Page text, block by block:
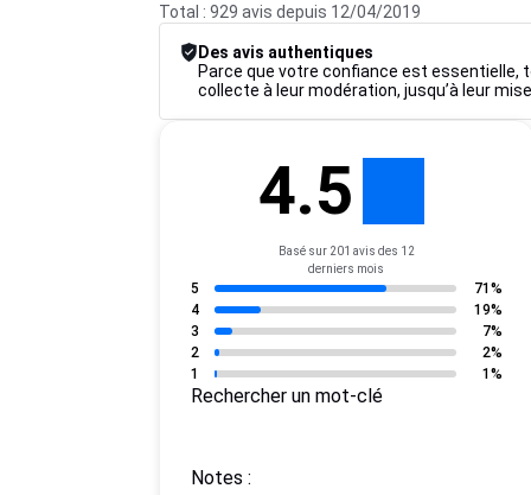
Total : 929 avis depuis 12/04/2019
Des avis authentiques
Parce que votre confiance est essentielle,
collecte à leur modération, jusqu’à leur
4.5
Basé sur 201 avis des 12
derniers mois
5
71%
4
19%
3
7%
2
2%
1
1%
Rechercher un mot-clé
Notes :